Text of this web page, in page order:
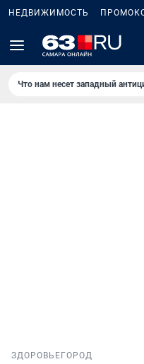
НЕДВИЖИМОСТЬ
Что нам несет западный
ЗДОРОВЬЕ ГОРОД